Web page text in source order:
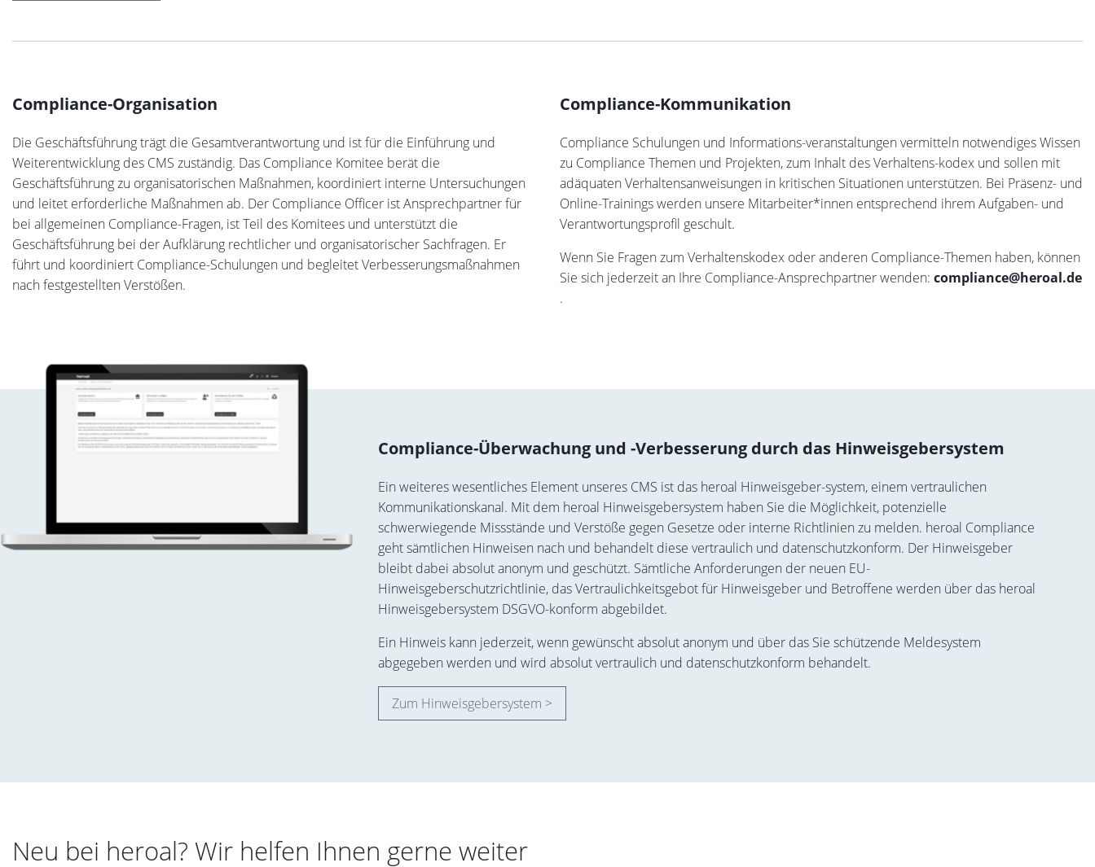
Compliance-Organisation
Die Geschäftsführung trägt die Gesamtverantwortung und ist für die Einführung und
Weiterentwicklung des CMS zuständig. Das Compliance Komitee berät die
Geschäftsführung zu organisatorischen Maßnahmen, koordiniert interne Untersuchungen
und leitet erforderliche Maßnahmen ab. Der Compliance Officer ist Ansprechpartner für
bei allgemeinen Compliance-Fragen, ist Teil des Komitees und unterstützt die
Geschäftsführung bei der Aufklärung rechtlicher und organisatorischer Sachfragen. Er
führt und koordiniert Compliance-Schulungen und begleitet Verbesserungsmaßnahmen
nach festgestellten Verstößen.
Compliance-Kommunikation
Compliance Schulungen und Informations-veranstaltungen vermitteln notwendiges Wissen
zu Compliance Themen und Projekten, zum Inhalt des Verhaltens-kodex und sollen mit
adäquaten Verhaltensanweisungen in kritischen Situationen unterstützen. Bei Präsenz- und
Online-Trainings werden unsere Mitarbeiter*innen entsprechend ihrem Aufgaben- und
Verantwortungsprofil geschult.
Wenn Sie Fragen zum Verhaltenskodex oder anderen Compliance-Themen haben, können
Sie sich jederzeit an Ihre Compliance-Ansprechpartner wenden: compliance@heroal.de
.
Compliance-Überwachung und -Verbesserung durch das Hinweisgebersystem
Ein weiteres wesentliches Element unseres CMS ist das heroal Hinweisgeber-system, einem vertraulichen
Kommunikationskanal. Mit dem heroal Hinweisgebersystem haben Sie die Möglichkeit, potenzielle
schwerwiegende Missstände und Verstöße gegen Gesetze oder interne Richtlinien zu melden. heroal Compliance
geht sämtlichen Hinweisen nach und behandelt diese vertraulich und datenschutzkonform. Der Hinweisgeber
bleibt dabei absolut anonym und geschützt. Sämtliche Anforderungen der neuen EU-
Hinweisgeberschutzrichtlinie, das Vertraulichkeitsgebot für Hinweisgeber und Betroffene werden über das heroal
Hinweisgebersystem DSGVO-konform abgebildet.
Ein Hinweis kann jederzeit, wenn gewünscht absolut anonym und über das Sie schützende Meldesystem
abgegeben werden und wird absolut vertraulich und datenschutzkonform behandelt.
Zum Hinweisgebersystem >
Neu bei heroal? Wir helfen Ihnen gerne weiter